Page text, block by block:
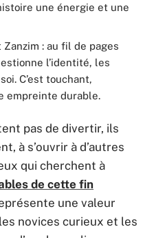
une énergie et une
Zanzim : au fil de pages
l’identité, les
C’est touchant,
empreinte durable.
pas de divertir, ils
à s’ouvrir à d’autres
qui cherchent à
de cette fin
une valeur
novices curieux et les